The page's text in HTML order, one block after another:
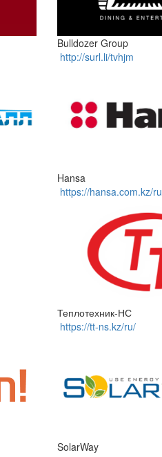
Bulldozer Group
http://surl.li/tvhjm
Hansa
https://hansa.com.kz/ru
Теплотехник-НС
https://tt-ns.kz/ru/
SolarWay